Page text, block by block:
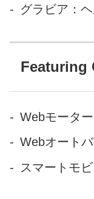
グラビア：
Featuring
Webモータ
Webオート
スマートモ